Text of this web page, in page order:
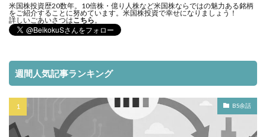
米国株投資歴20数年。10倍株・億り人株など米国株ならではの魅力ある銘柄
をご紹介することに努めています。米国株投資で幸せになりましょう！
詳しいごあいさつはこちら 。
週間人気記事ランキング
BS余話